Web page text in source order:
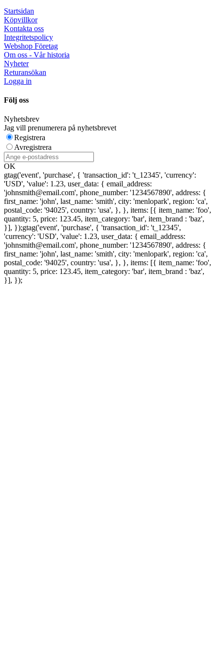
Startsidan
Köpvillkor
Kontakta oss
Integritetspolicy
Webshop Företag
Om oss - Vår historia
Nyheter
Returansökan
Logga in
Följ oss
Nyhetsbrev
Jag vill prenumerera på nyhetsbrevet
Registrera
Avregistrera
OK
gtag('event', 'purchase', { 'transaction_id': 't_12345', 'currency':
'USD', 'value': 1.23, user_data: { email_address:
'johnsmith@email.com', phone_number: '1234567890', address: {
first_name: 'john', last_name: 'smith', city: 'menlopark', region: 'ca',
postal_code: '94025', country: 'usa', }, }, items: [{ item_name: 'foo',
quantity: 5, price: 123.45, item_category: 'bar', item_brand : 'baz',
}], });gtag('event', 'purchase', { 'transaction_id': 't_12345',
'currency': 'USD', 'value': 1.23, user_data: { email_address:
'johnsmith@email.com', phone_number: '1234567890', address: {
first_name: 'john', last_name: 'smith', city: 'menlopark', region: 'ca',
postal_code: '94025', country: 'usa', }, }, items: [{ item_name: 'foo',
quantity: 5, price: 123.45, item_category: 'bar', item_brand : 'baz',
}], });